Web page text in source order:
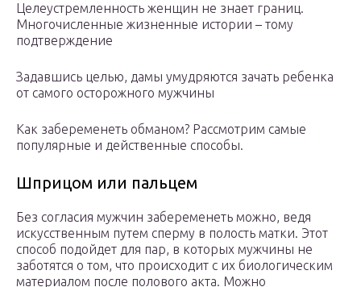
Целеустремленность женщин не знает границ.
Многочисленные жизненные истории – тому
подтверждение
Задавшись целью, дамы умудряются зачать ребенка
от самого осторожного мужчины
Как забеременеть обманом? Рассмотрим самые
популярные и действенные способы.
Шприцом или пальцем
Без согласия мужчин забеременеть можно, ведя
искусственным путем сперму в полость матки. Этот
способ подойдет для пар, в которых мужчины не
заботятся о том, что происходит с их биологическим
материалом после полового акта. Можно